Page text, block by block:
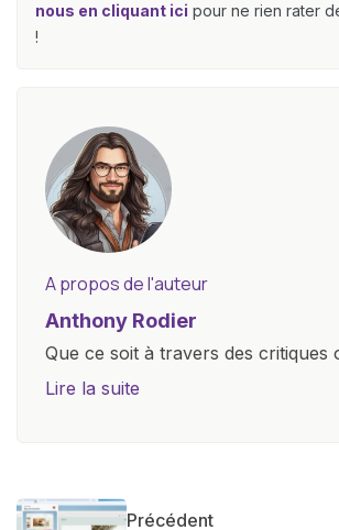
nous en cliquant ici pour ne rien rater
!
A propos de l'auteur
Anthony Rodier
Que ce soit à travers des critiques
des guides d'achat ou des analyses
lumière les aspects pratiques de ces
Lire la suite
Précédent